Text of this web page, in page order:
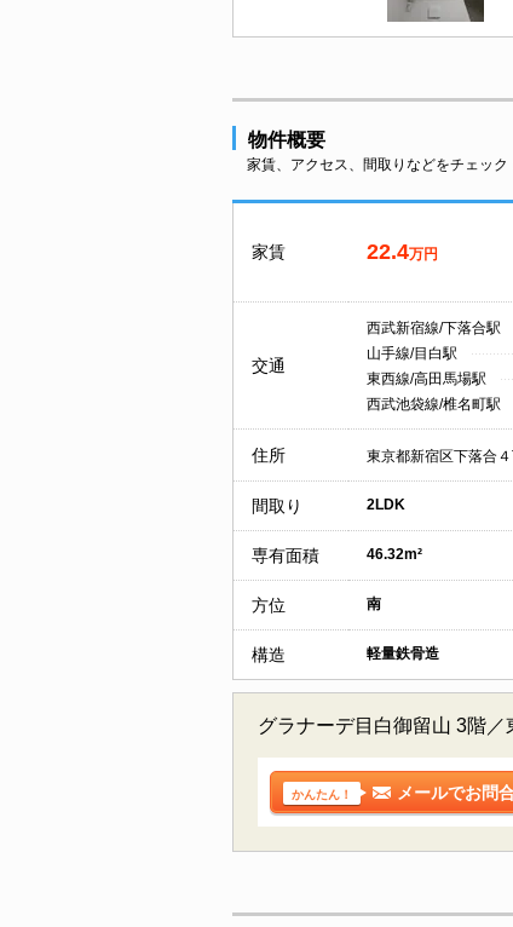
物件概要
家賃、アクセス、間取りなどをチェック
家賃 22.4万円
交通
西武新宿線/下落合駅
山手線/目白駅
東西線/高田馬場駅
西武池袋線/椎名町駅
住所 東京都新宿区下落合４
間取り 2LDK
専有面積 46.32m²
方位 南
構造 軽量鉄骨造
グラナーデ目白御留山 3階
かんたん！ メールでお問